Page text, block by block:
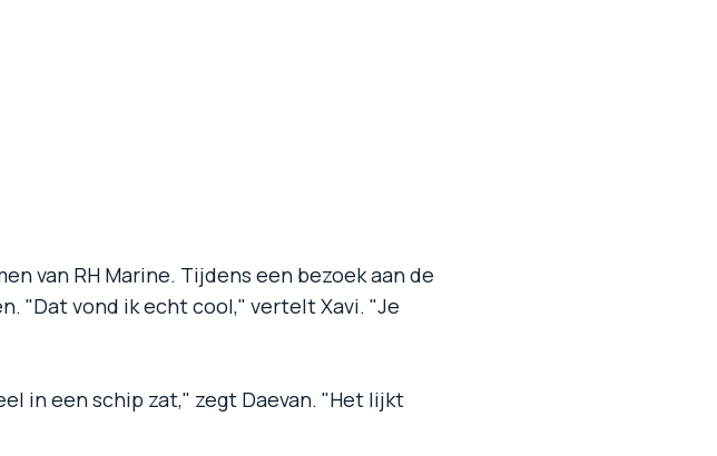
van RH Marine. Tijdens een bezoek aan de
"Dat vond ik echt cool," vertelt Xavi. "Je
in een schip zat," zegt Daevan. "Het lijkt